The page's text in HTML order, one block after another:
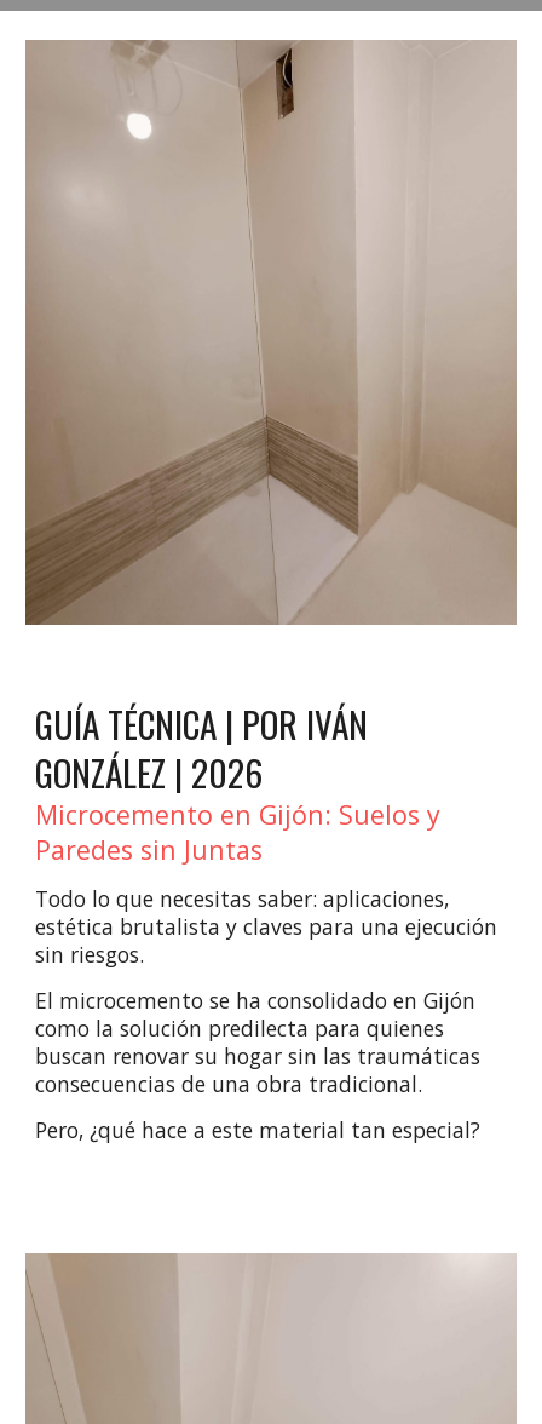
GUÍA TÉCNICA | POR IVÁN
GONZÁLEZ | 2026
Microcemento en Gijón: Suelos y
Paredes sin Juntas
Todo lo que necesitas saber: aplicaciones,
estética brutalista y claves para una ejecución
sin riesgos.
El microcemento se ha consolidado en Gijón
como la solución predilecta para quienes
buscan renovar su hogar sin las traumáticas
consecuencias de una obra tradicional.
Pero, ¿qué hace a este material tan especial?